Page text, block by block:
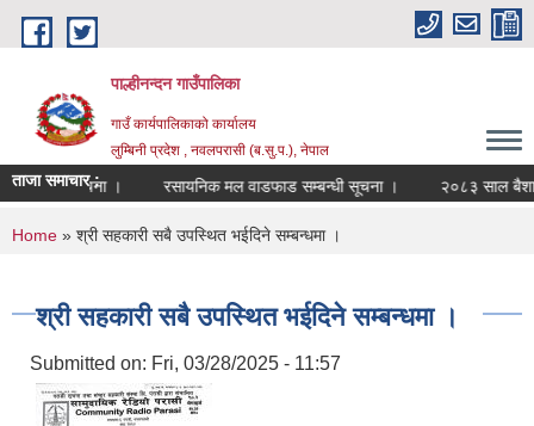
Skip to main content
पाल्हीनन्दन गाउँपालिका
गाउँ कार्यपालिकाको कार्यालय
लुम्बिनी प्रदेश , नवलपरासी (ब.सु.प.), नेपाल
ताजा समाचार :
सम्बन्धी सूचना । रसायनिक मल वाडफाड सम्बन्धी सूचना । २०८३ साल
You are here
Home » श्री सहकारी सबै उपस्थित भईदिने सम्बन्धमा ।
श्री सहकारी सबै उपस्थित भईदिने सम्बन्धमा ।
Submitted on: Fri, 03/28/2025 - 11:57